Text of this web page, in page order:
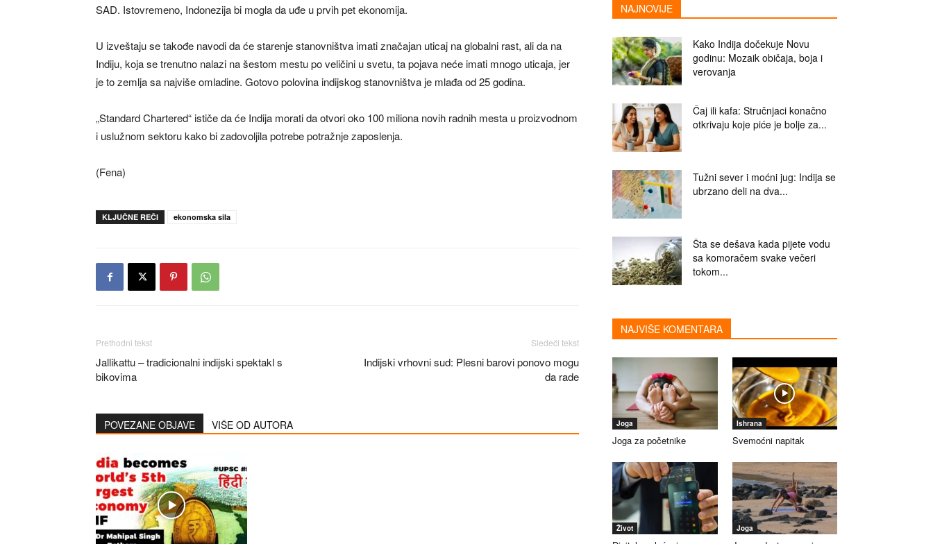
SAD. Istovremeno, Indonezija bi mogla da uđe u prvih pet ekonomija.
U izveštaju se takođe navodi da će starenje stanovništva imati značajan uticaj na globalni rast, ali da na
Indiju, koja se trenutno nalazi na šestom mestu po veličini u svetu, ta pojava neće imati mnogo uticaja, jer
je to zemlja sa najviše omladine. Gotovo polovina indijskog stanovništva je mlađa od 25 godina.
„Standard Chartered“ ističe da će Indija morati da otvori oko 100 miliona novih radnih mesta u proizvodnom
i uslužnom sektoru kako bi zadovoljila potrebe potražnje zaposlenja.
(Fena)
KLJUČNE REČI ekonomska sila
Prethodni tekst
Jallikattu – tradicionalni indijski spektakl s
bikovima
Sledeći tekst
Indijski vrhovni sud: Plesni barovi ponovo mogu
da rade
POVEZANE OBJAVE VIŠE OD AUTORA
NAJNOVIJE
Kako Indija dočekuje Novu
godinu: Mozaik običaja, boja i
verovanja
Čaj ili kafa: Stručnjaci konačno
otkrivaju koje piće je bolje za...
Tužni sever i moćni jug: Indija se
ubrzano deli na dva...
Šta se dešava kada pijete vodu
sa komoračem svake večeri
tokom...
NAJVIŠE KOMENTARA
Joga
Joga za početnike
Ishrana
Svemoćni napitak
Život Joga